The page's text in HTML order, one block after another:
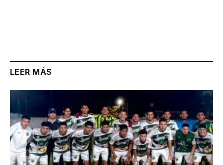
LEER MÁS